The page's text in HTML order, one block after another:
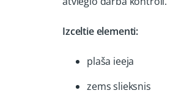
Izceltie elementi:
plaša ieeja
zems slieksnis